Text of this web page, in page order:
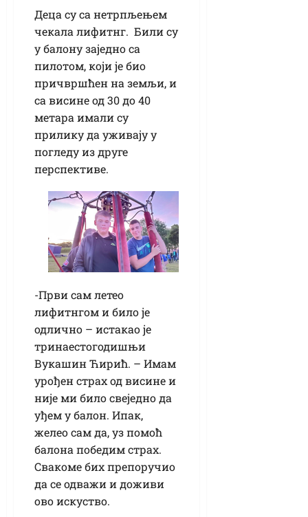
Деца су са нетрпљењем
чекала лифитнг. Били су
у балону заједно са
пилотом, који је био
причвршћен на земљи, и
са висине од 30 до 40
метара имали су
прилику да уживају у
погледу из друге
перспективе.
-Први сам летео
лифитнгом и било је
одлично – истакао је
тринаестогодишњи
Вукашин Ћирић. – Имам
урођен страх од висине и
није ми било свеједно да
уђем у балон. Ипак,
желео сам да, уз помоћ
балона победим страх.
Свакоме бих препоручио
да се одважи и доживи
ово искуство.